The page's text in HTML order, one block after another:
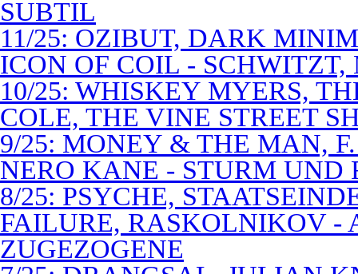
SUBTIL
11/25: OZIBUT, DARK
ICON OF COIL -
10/25: WHISKEY MYERS,
COLE, THE VINE STREET
9/25: MONEY & THE MAN,
NERO KANE - STURM UND
8/25: PSYCHE,
FAILURE, RASKOLNIKOV -
ZUGEZOGENE